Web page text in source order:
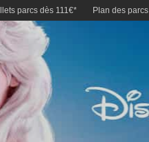
parcs dès 111€* Plan des parcs